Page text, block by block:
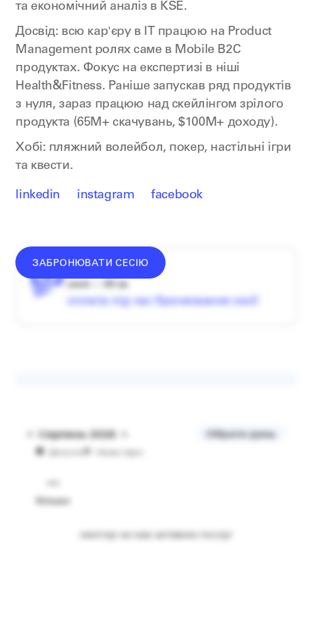
та економічний аналіз в KSE.
Досвід: всю кар'єру в ІТ працюю на Product
Management ролях саме в Mobile B2C
продуктах. Фокус на експертизі в ніші
Health&Fitness. Раніше запускав ряд продуктів
з нуля, зараз працюю над скейлінгом зрілого
продукта (65М+ скачувань, $100М+ доходу).
Хобі: пляжний волейбол, покер, настільні ігри
та квести.
linkedin instagram facebook
ЗАБРОНЮВАТИ СЕСІЮ
оплата під час бронювання сесії